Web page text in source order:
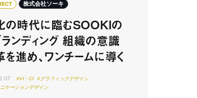
株式会社ソーキ
の時代に臨むSOOKIの
ランディング 組織の意識
を進め、ワンチームに導く
#VI・CI
#グラフィックデザイン
ケーションデザイン